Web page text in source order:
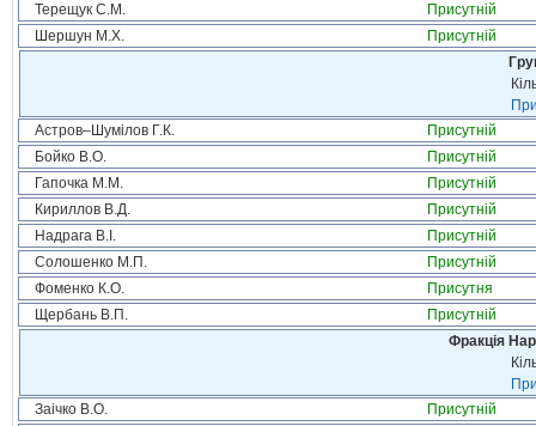
Терещук С.М.
Присутній
Шершун М.Х.
Присутній
Астров–Шумілов Г.К.
Присутній
Бойко В.О.
Присутній
Гапочка М.М.
Присутній
Кириллов В.Д.
Присутній
Надрага В.І.
Присутній
Солошенко М.П.
Присутній
Фоменко К.О.
Присутня
Щербань В.П.
Присутній
Фракція
Заічко В.О.
Присутній